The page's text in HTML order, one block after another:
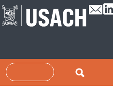
Passar para o conteúdo principal
Pesquisar